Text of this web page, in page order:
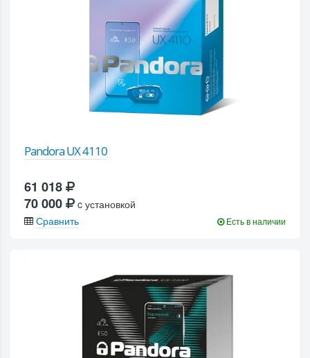
Pandora UX 4110
61 018
70 000
c установкой
Сравнить
Есть в наличии